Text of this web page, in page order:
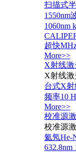
扫描式
1550nm
1060nm
超快
More>>
X射线激
X射线激
台式X射
频率10
More>>
校准源
校准源
氦氖He-
632.8nm